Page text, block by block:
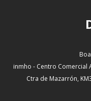
inmho - Centro Comercial
Ctra de Mazarrón,